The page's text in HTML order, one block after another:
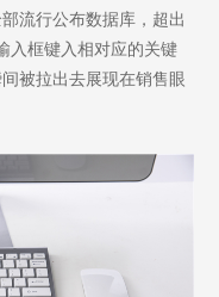
流行公布数据库，超出
入框键入相对应的关键
被拉出去展现在销售眼